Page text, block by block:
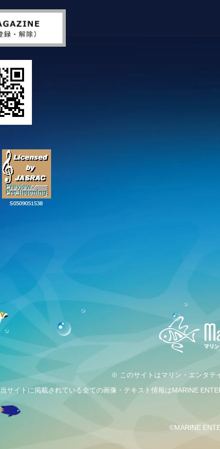
※ このサイトはマリン・エンタテ
当サイトに掲載されている全ての画像・テキスト情報はMARINE
©MARINE